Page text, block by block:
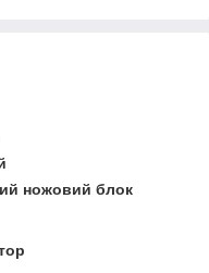
ножовий блок